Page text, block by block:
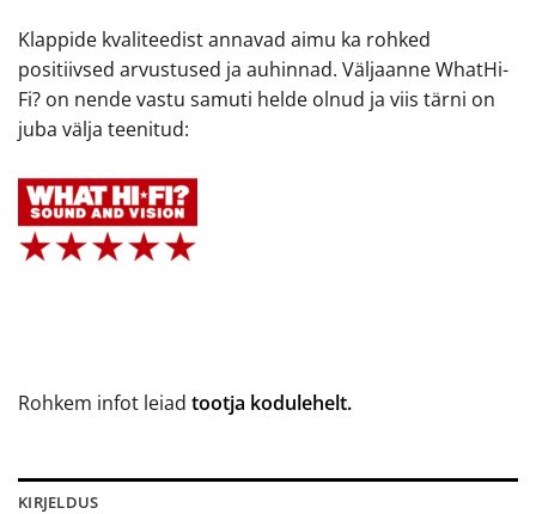
Klappide kvaliteedist annavad aimu ka rohked
positiivsed arvustused ja auhinnad. Väljaanne WhatHi-
Fi? on nende vastu samuti helde olnud ja viis tärni on
juba välja teenitud:
Rohkem infot leiad tootja kodulehelt.
KIRJELDUS